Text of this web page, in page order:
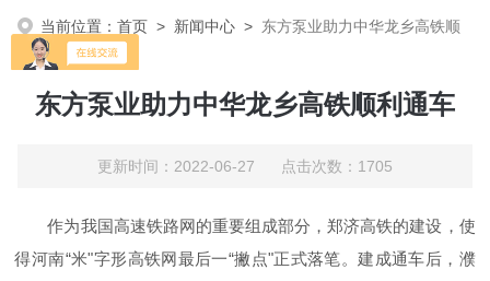
当前位置：首页 > 新闻中心 > 东方泵业助力中华龙乡高铁顺
利通车
东方泵业助力中华龙乡高铁顺利通车
更新时间：2022-06-27 点击次数：1705
作为我国高速铁路网的重要组成部分，郑济高铁的建设，使
得河南“米"字形高铁网最后一“撇点"正式落笔。建成通车后，濮